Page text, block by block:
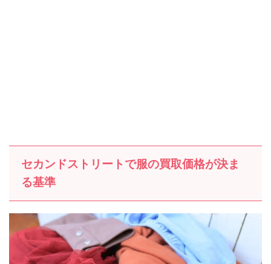
セカンドストリートで服の買取価格が決ま
る基準